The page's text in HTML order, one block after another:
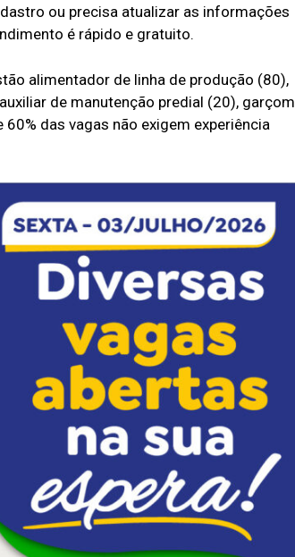
ou precisa atualizar as informações
é rápido e gratuito.
alimentador de linha de produção (80),
de manutenção predial (20), garçom
das vagas não exigem experiência